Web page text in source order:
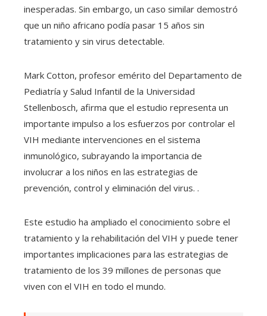
inesperadas. Sin embargo, un caso similar demostró
que un niño africano podía pasar 15 años sin
tratamiento y sin virus detectable.
Mark Cotton, profesor emérito del Departamento de
Pediatría y Salud Infantil de la Universidad
Stellenbosch, afirma que el estudio representa un
importante impulso a los esfuerzos por controlar el
VIH mediante intervenciones en el sistema
inmunológico, subrayando la importancia de
involucrar a los niños en las estrategias de
prevención, control y eliminación del virus. .
Este estudio ha ampliado el conocimiento sobre el
tratamiento y la rehabilitación del VIH y puede tener
importantes implicaciones para las estrategias de
tratamiento de los 39 millones de personas que
viven con el VIH en todo el mundo.